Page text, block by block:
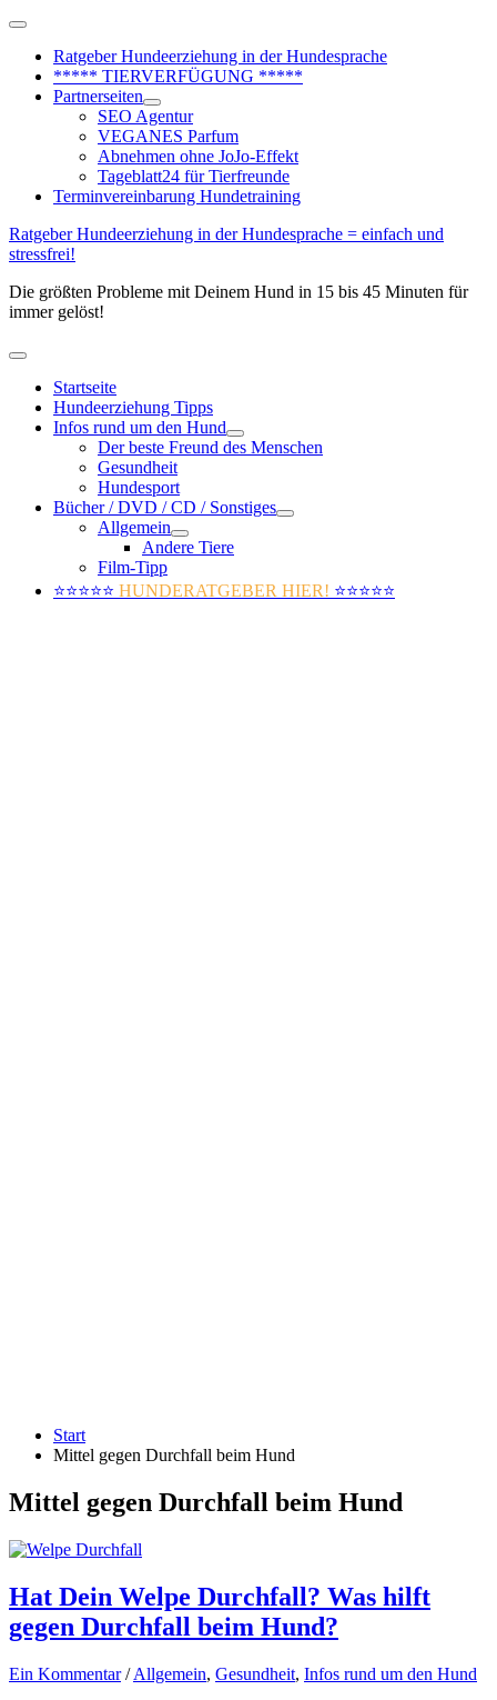
Zum
springen
Above
HeaderRatgeber Hundeerziehung in der Hundesprache
***** TIERVERFÜGUNG *****
Partnerseiten
SEO Agentur
VEGANES Parfum
Abnehmen ohne JoJo-Effekt
Tageblatt24 für Tierfreunde
Terminvereinbarung Hundetraining
Ratgeber Hundeerziehung in der Hundesprache = einfach und
stressfrei!
Die größten Probleme mit Deinem Hund in 15 bis 45 Minuten für
immer gelöst!
Hauptmenü
Startseite
Hundeerziehung Tipps
Infos rund um den Hund
Der beste Freund des Menschen
Gesundheit
Hundesport
Bücher / DVD / CD / Sonstiges
Allgemein
Andere Tiere
Film-Tipp
⭐⭐⭐⭐⭐ HUNDERATGEBER HIER! ⭐⭐⭐⭐⭐
Start
Mittel gegen Durchfall beim Hund
Mittel gegen Durchfall beim Hund
Hat Dein Welpe Durchfall? Was hilft
gegen Durchfall beim Hund?
Ein Kommentar /Allgemein, Gesundheit, Infos rund um den Hund